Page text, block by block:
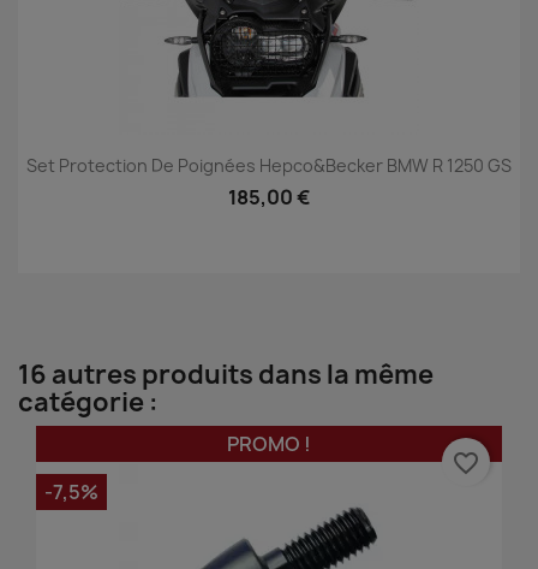
Set Protection De Poignées Hepco&Becker BMW R 1250 GS
185,00 €
16 autres produits dans la même
catégorie :
PROMO !
-7,5%
favorite_border